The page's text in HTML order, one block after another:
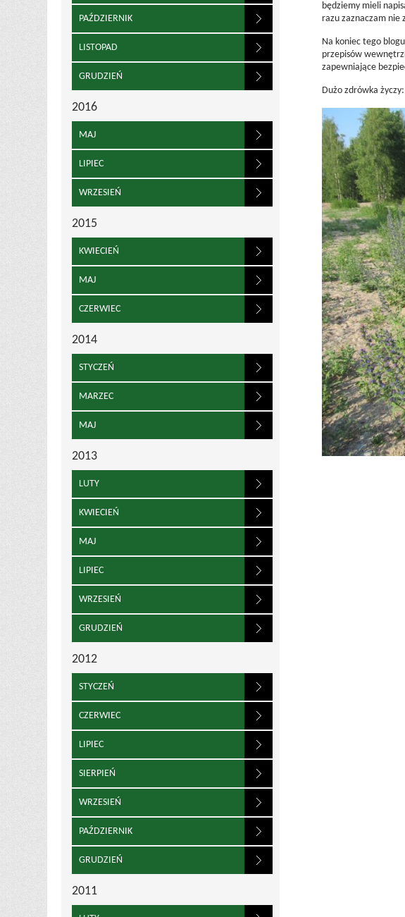
będziemy mieli
razu zaznaczam nie
Na koniec tego
przepisów
zapewniające
Dużo zdrówka
PAŹDZIERNIK
LISTOPAD
GRUDZIEŃ
2016
MAJ
LIPIEC
WRZESIEŃ
2015
KWIECIEŃ
MAJ
CZERWIEC
2014
STYCZEŃ
MARZEC
MAJ
2013
LUTY
KWIECIEŃ
MAJ
LIPIEC
WRZESIEŃ
GRUDZIEŃ
2012
STYCZEŃ
CZERWIEC
LIPIEC
SIERPIEŃ
WRZESIEŃ
PAŹDZIERNIK
GRUDZIEŃ
2011